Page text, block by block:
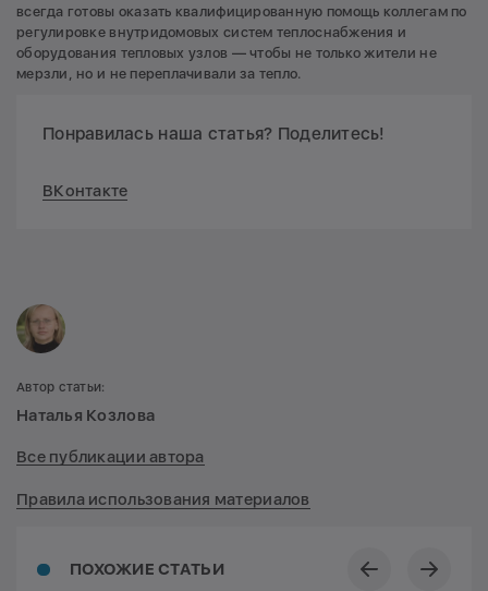
всегда готовы оказать квалифицированную помощь коллегам по
регулировке внутридомовых систем теплоснабжения и
оборудования тепловых узлов — чтобы не только жители не
мерзли, но и не переплачивали за тепло.
Понравилась наша статья? Поделитесь!
ВКонтакте
ПОХОЖИЕ СТАТЬИ
Автор статьи:
Наталья Козлова
Все публикации автора
Правила использования материалов